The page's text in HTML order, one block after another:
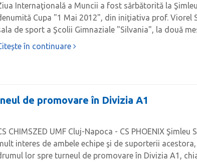
Internaţională a Muncii a fost sărbătorită la
Cupa "1 Mai 2012", din iniţiativa prof.
de sport a Şcolii Gimnaziale "Silvania", la două
în continuare
de promovare în Divizia A1
CHIMSZED UMF Cluj-Napoca - CS PHOENIX
interes de ambele echipe şi de suporterii
lor spre turneul de promovare în Divizia A1,